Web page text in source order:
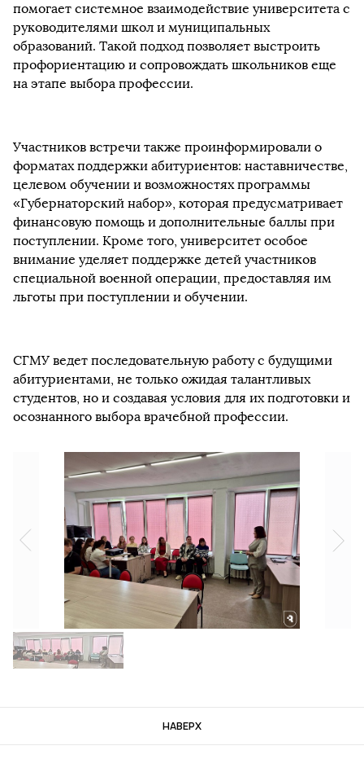
помогает системное взаимодействие университета с
руководителями школ и муниципальных
образований. Такой подход позволяет выстроить
профориентацию и сопровождать школьников еще
на этапе выбора профессии.
Участников встречи также проинформировали о
форматах поддержки абитуриентов: наставничестве,
целевом обучении и возможностях программы
«Губернаторский набор», которая предусматривает
финансовую помощь и дополнительные баллы при
поступлении. Кроме того, университет особое
внимание уделяет поддержке детей участников
специальной военной операции, предоставляя им
льготы при поступлении и обучении.
СГМУ ведет последовательную работу с будущими
абитуриентами, не только ожидая талантливых
студентов, но и создавая условия для их подготовки и
осознанного выбора врачебной профессии.
НАВЕРХ